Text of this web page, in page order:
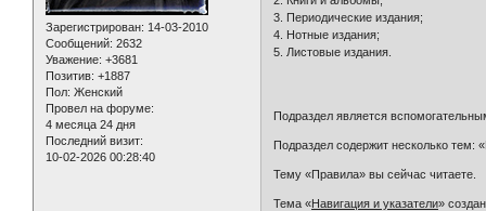
Зарегистрирован: 14-03-2010
Сообщений: 2632
Уважение: +3681
Позитив: +1887
Пол: Женский
Провел на форуме:
4 месяца 24 дня
Последний визит:
10-02-2026 00:28:40
3. Периодические издания;
4. Нотные издания;
5. Листовые издания.
Подраздел является
Подраздел содержит несколько тем:
Тему «Правила» вы сейчас читаете.
Тема «Навигация и указатели»